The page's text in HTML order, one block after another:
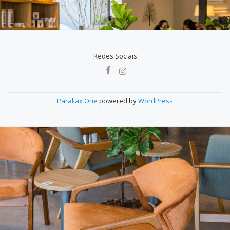
Redes Sociais
Parallax One powered byWordPress